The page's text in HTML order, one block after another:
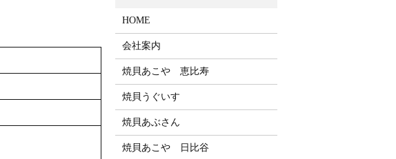
HOME
会社案内
焼貝あこや 恵比寿
焼貝うぐいす
焼貝あぶさん
焼貝あこや 日比谷